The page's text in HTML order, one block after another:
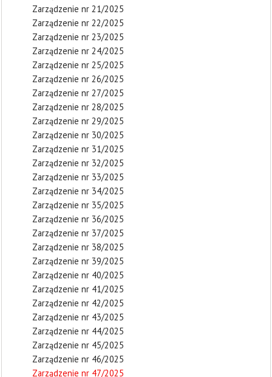
Zarządzenie nr 21/2025
Zarządzenie nr 22/2025
Zarządzenie nr 23/2025
Zarządzenie nr 24/2025
Zarządzenie nr 25/2025
Zarządzenie nr 26/2025
Zarządzenie nr 27/2025
Zarządzenie nr 28/2025
Zarządzenie nr 29/2025
Zarządzenie nr 30/2025
Zarządzenie nr 31/2025
Zarządzenie nr 32/2025
Zarządzenie nr 33/2025
Zarządzenie nr 34/2025
Zarządzenie nr 35/2025
Zarządzenie nr 36/2025
Zarządzenie nr 37/2025
Zarządzenie nr 38/2025
Zarządzenie nr 39/2025
Zarządzenie nr 40/2025
Zarządzenie nr 41/2025
Zarządzenie nr 42/2025
Zarządzenie nr 43/2025
Zarządzenie nr 44/2025
Zarządzenie nr 45/2025
Zarządzenie nr 46/2025
Zarządzenie nr 47/2025